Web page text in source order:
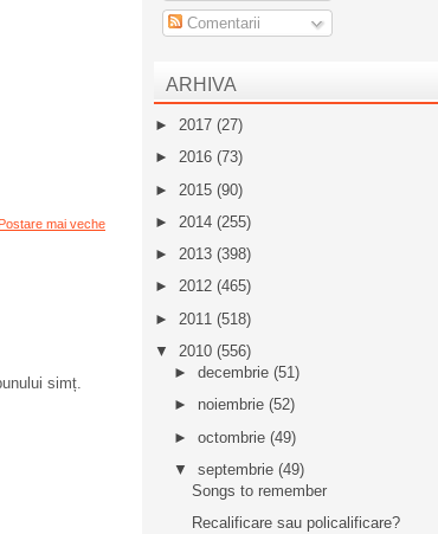
Postare mai veche
simț.
Comentarii
ARHIVA
► 2017 (27)
► 2016 (73)
► 2015 (90)
► 2014 (255)
► 2013 (398)
► 2012 (465)
► 2011 (518)
▼ 2010 (556)
► decembrie (51)
► noiembrie (52)
► octombrie (49)
▼ septembrie (49)
Songs to remember
Recalificare sau policalificare?